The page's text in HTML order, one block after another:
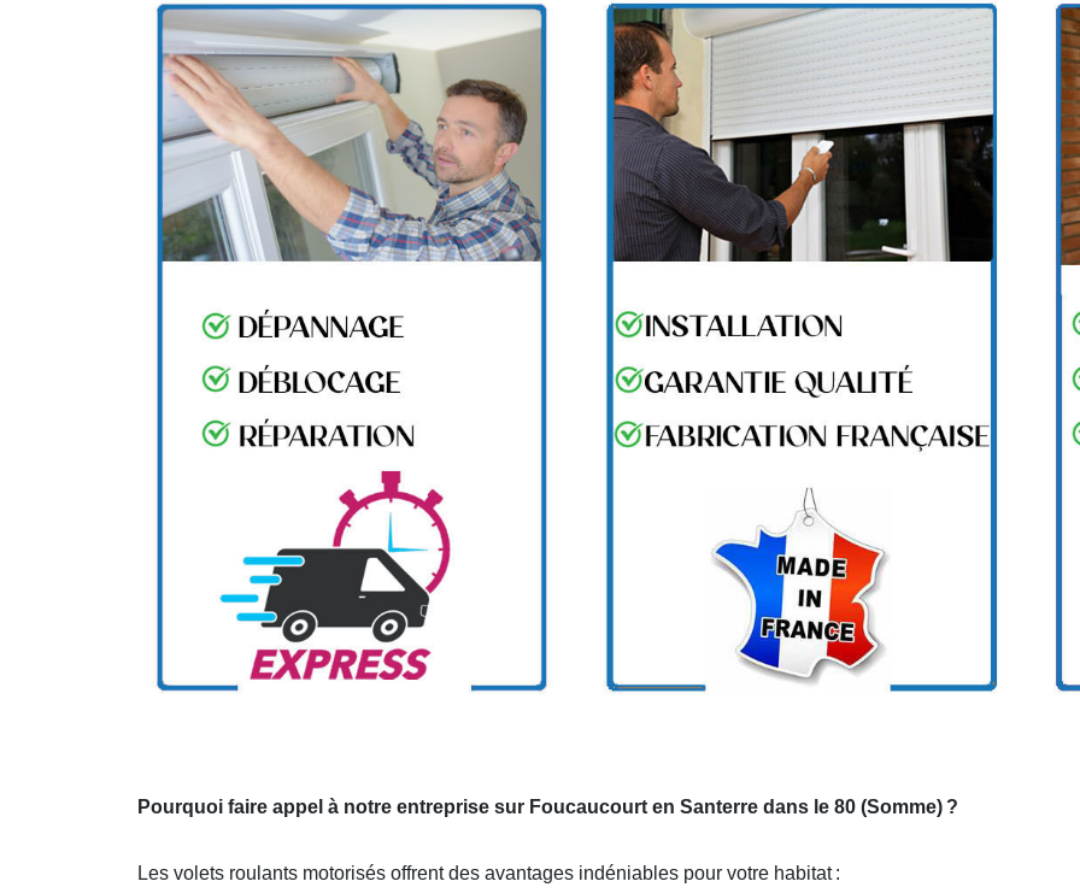
Pourquoi faire appel à notre entreprise sur Foucaucourt en Santerre dans le 80 (Somme) ?
Les volets roulants motorisés offrent des avantages indéniables pour votre habitat :